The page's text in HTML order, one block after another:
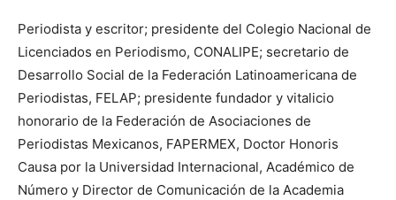
Periodista y escritor; presidente del Colegio Nacional de
Licenciados en Periodismo, CONALIPE; secretario de
Desarrollo Social de la Federación Latinoamericana de
Periodistas, FELAP; presidente fundador y vitalicio
honorario de la Federación de Asociaciones de
Periodistas Mexicanos, FAPERMEX, Doctor Honoris
Causa por la Universidad Internacional, Académico de
Número y Director de Comunicación de la Academia